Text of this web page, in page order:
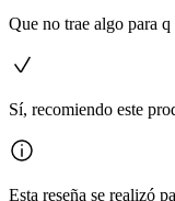
Que no trae algo para q
Sí, recomiendo este
Esta reseña se realizó